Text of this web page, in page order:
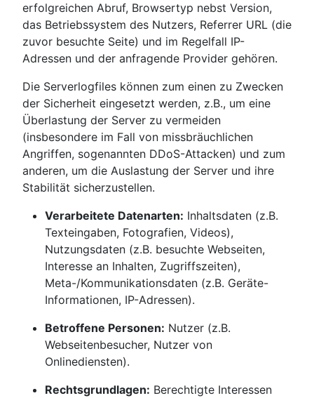
erfolgreichen Abruf, Browsertyp nebst Version,
das Betriebssystem des Nutzers, Referrer URL (die
zuvor besuchte Seite) und im Regelfall IP-
Adressen und der anfragende Provider gehören.
Die Serverlogfiles können zum einen zu Zwecken
der Sicherheit eingesetzt werden, z.B., um eine
Überlastung der Server zu vermeiden
(insbesondere im Fall von missbräuchlichen
Angriffen, sogenannten DDoS-Attacken) und zum
anderen, um die Auslastung der Server und ihre
Stabilität sicherzustellen.
Verarbeitete Datenarten: Inhaltsdaten (z.B.
Texteingaben, Fotografien, Videos),
Nutzungsdaten (z.B. besuchte Webseiten,
Interesse an Inhalten, Zugriffszeiten),
Meta-/Kommunikationsdaten (z.B. Geräte-
Informationen, IP-Adressen).
Betroffene Personen: Nutzer (z.B.
Webseitenbesucher, Nutzer von
Onlinediensten).
Rechtsgrundlagen: Berechtigte Interessen